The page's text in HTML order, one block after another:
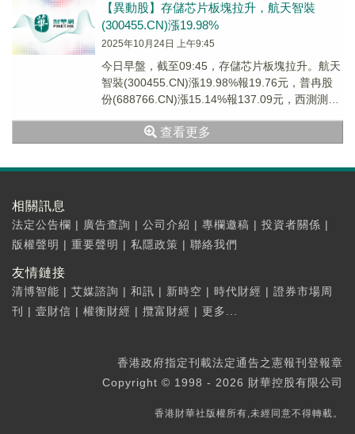
【異動股】存儲芯片板塊拉升，航天智裝
(300455.CN)漲19.98%
2025年10月24日 上午9:45
今日早盤，截至09:45，存儲芯片板塊拉升。航天
智裝(300455.CN)漲19.98%報19.76元，普冉股
份(688766.CN)漲15.14%報137.09元，西測測試
查看更多
相關訊息
法定公告欄 | 廣告查詢 | 公司介紹 | 專欄邀稿 | 投資者關係 |
版權聲明 | 重要聲明 | 私隱政策 | 聯絡我們
友情鏈接
清博智能 | 艾媒諮詢 | 和訊 | 新時空 | 時代財經 | 證券市場周
刊
| 壹財信 | 權衡財經 | 攬富財經 | 更多...
香港政府指定刊載法定通告之憲報刊登報章
Copyright © 1998 - 2026 財華控股有限公司
香港財華社版權所有,未經同意不得轉載。